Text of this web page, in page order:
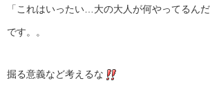
「これはいったい…大の大人が何やってるん
です。。
掘る意義など考えるな